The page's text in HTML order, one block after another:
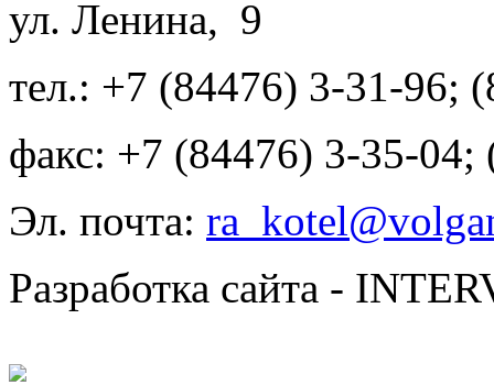
ул. Ленина, 9
тел.: +7 (84476) 3-31-96;
факс: +7 (84476) 3-35-04;
Эл. почта:
Разработка сайта -